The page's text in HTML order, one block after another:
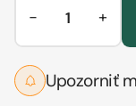
− +
Upozorniť